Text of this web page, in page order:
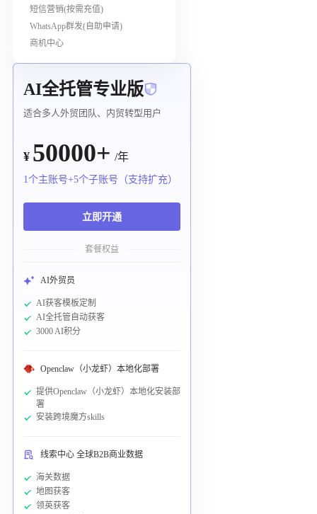
短信营销(按需充值)
WhatsApp群发(自助申请)
商机中心
AI全托管专业版
适合多人外贸团队、内贸转型用户
¥ 50000+ /年
1个主账号+5个子账号（支持扩充）
立即开通
套餐权益
AI外贸员
AI获客模板定制
AI全托管自动获客
3000 AI积分
Openclaw（小龙虾）本地化部署
提供Openclaw（小龙虾）本地化安装部
署
安装跨境魔方skills
线索中心 全球B2B商业数据
海关数据
地图获客
领英获客